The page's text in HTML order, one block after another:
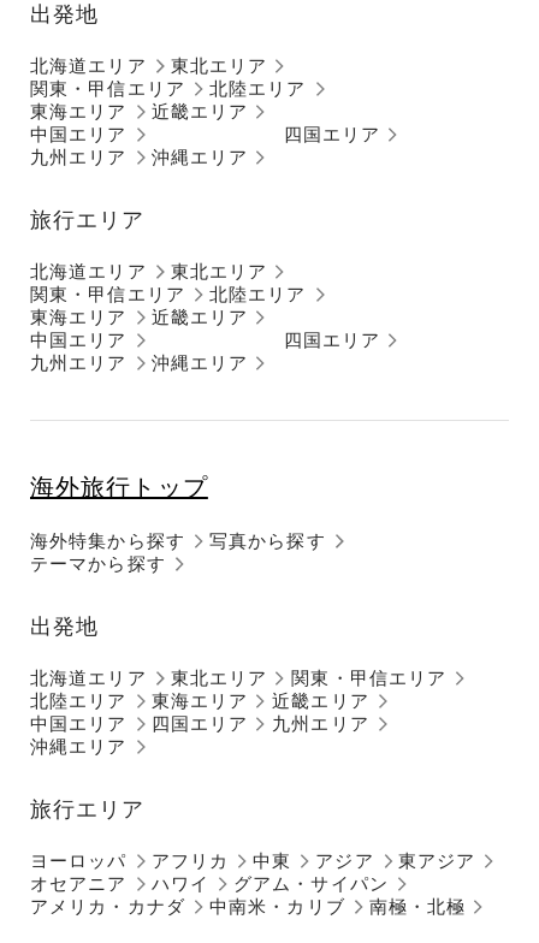
出発地
北海道エリア
東北エリア
関東・甲信エリア
北陸エリア
東海エリア
近畿エリア
中国エリア
四国エリア
九州エリア
沖縄エリア
旅行エリア
北海道エリア
東北エリア
関東・甲信エリア
北陸エリア
東海エリア
近畿エリア
中国エリア
四国エリア
九州エリア
沖縄エリア
海外旅行トップ
海外特集から探す
テーマから探す
写真から探す
出発地
北海道エリア 東北エリア
関東・甲信エリア
北陸エリア
東海エリア
近畿エリア
中国エリア
四国エリア
九州エリア
沖縄エリア
旅行エリア
ヨーロッパ アフリカ 中東 アジア
東アジア
オセアニア
ハワイ
グアム・サイパン
アメリカ・カナダ
中南米・カリブ 南極・北極